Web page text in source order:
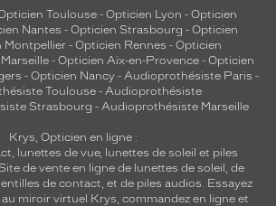
Toulouse- Opticien Lyon - Opticien
Nantes - Opticien Strasbourg - Opticien
Montpellier - Opticien Rennes - Opticien
- Opticien Aix-en-Provence - Opticien
- Opticien Nancy - Audioprothésiste Paris -
Toulouse- Audioprothésiste
Strasbourg - Audioprothésiste Marseille
Krys, Opticien en ligne :
, lunettes de vue, lunettes de soleil et piles
de vente en ligne de lunettes de soleil, de
lentilles de contact, et de piles audios. Essayez
miroir virtuel Krys, commandez en ligne et